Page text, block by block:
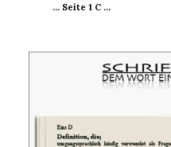
… Seite 1 C …